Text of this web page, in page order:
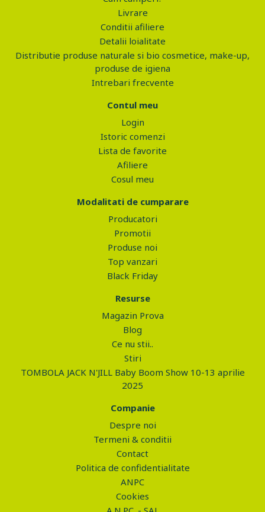
Livrare
Conditii afiliere
Detalii loialitate
Distributie produse naturale si bio cosmetice, make-up,
produse de igiena
Intrebari frecvente
Contul meu
Login
Istoric comenzi
Lista de favorite
Afiliere
Cosul meu
Modalitati de cumparare
Producatori
Promotii
Produse noi
Top vanzari
Black Friday
Resurse
Magazin Prova
Blog
Ce nu stii..
Stiri
TOMBOLA JACK N'JILL Baby Boom Show 10-13 aprilie
2025
Companie
Despre noi
Termeni & conditii
Contact
Politica de confidentialitate
ANPC
Cookies